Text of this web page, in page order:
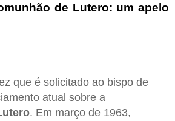
de Lutero: um apelo
que é solicitado ao bispo de
atual sobre a
. Em março de 1963,